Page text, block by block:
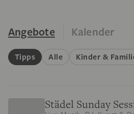
Angebote Kalender
Tipps Alle Kinder &
Städel Sunday